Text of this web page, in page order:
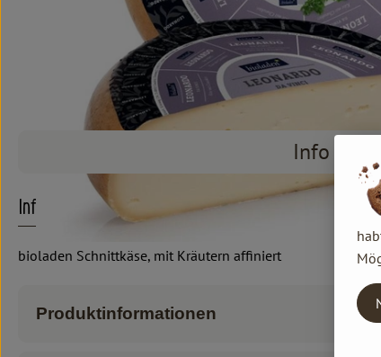
Info
Info
bioladen Schnittkäse, mit Kräutern affiniert
Produktinformationen